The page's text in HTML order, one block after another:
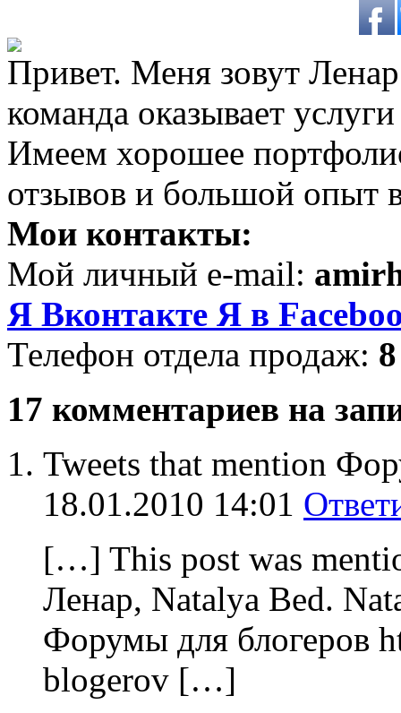
Привет. Меня зовут
команда оказывает
Имеем хорошее
отзывов и большой опыт
Мои контакты:
Мой личный e-mail:
Я Вконтакте Я в
Телефон отдела продаж:
17 комментариев на
Tweets that mention
18.01.2010 14:01
[…] This post was
Ленар, Natalya Bed.
Форумы для блогеров
blogerov […]